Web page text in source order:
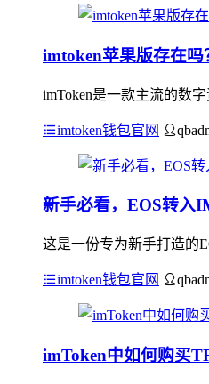
imtoken苹果版存在
imToken是一款主流的数
imtoken钱包官网
新手必看，EOS转入
这是一份专为新手打造的
imtoken钱包官网
imToken中如何购买